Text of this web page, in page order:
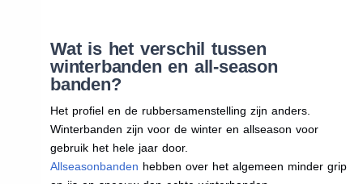
Wat is het verschil tussen
winterbanden en all-season
banden?
Het profiel en de rubbersamenstelling zijn anders.
Winterbanden zijn voor de winter en allseason voor
gebruik het hele jaar door.
Allseasonbanden hebben over het algemeen minder grip